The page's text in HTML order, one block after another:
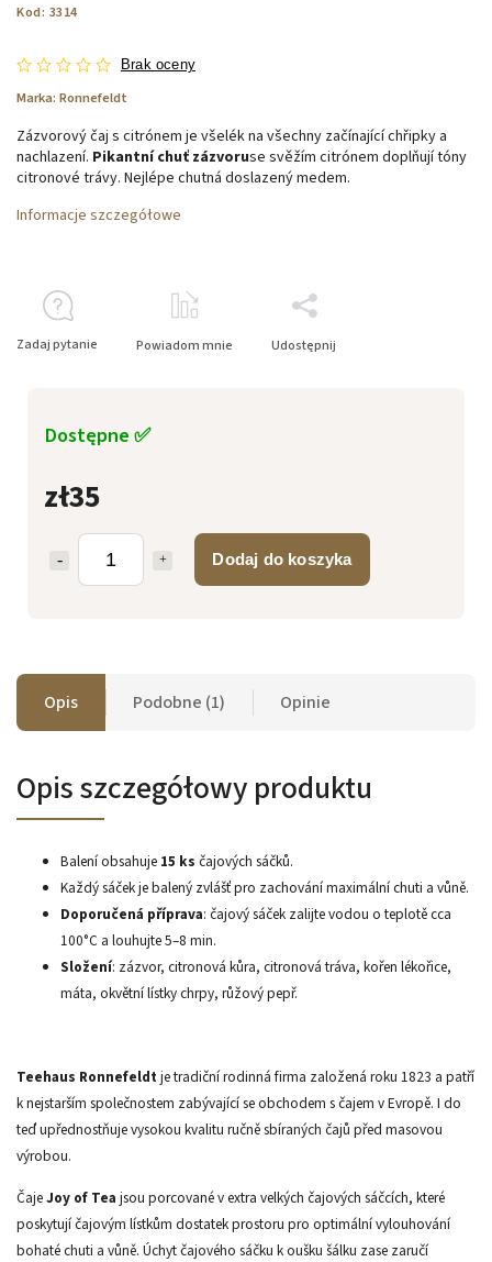
Kod: 3314
Brak oceny
Marka: Ronnefeldt
zł35
Dodaj do koszyka
Dostępne ✅
Zázvorový čaj s citrónem je všelék na všechny začínající chřipky a
nachlazení. Pikantní chuť zázvoruse svěžím citrónem doplňují tóny
citronové trávy. Nejlépe chutná doslazený medem.
Informacje szczegółowe
Zadaj pytanie Powiadom mnie Udostępnij
Opis Podobne (1) Opinie
Opis szczegółowy produktu
Balení obsahuje 15 ks čajových sáčků.
Každý sáček je balený zvlášť pro zachování maximální chuti a vůně.
Doporučená příprava: čajový sáček zalijte vodou o teplotě cca
100°C a louhujte 5–8 min.
Složení: zázvor, citronová kůra, citronová tráva, kořen lékořice,
máta, okvětní lístky chrpy, růžový pepř.
Teehaus Ronnefeldtje tradiční rodinná firma založená roku 1823 a patří
k nejstarším společnostem zabývající se obchodem s čajem v Evropě. I do
teď upřednostňuje vysokou kvalitu ručně sbíraných čajů před masovou
výrobou.
ČajeJoy of Tea jsou porcované v extra velkých čajových sáčcích, které
poskytují čajovým lístkům dostatek prostoru pro optimální vylouhování
bohaté chuti a vůně. Úchyt čajového sáčku k oušku šálku zase zaručí